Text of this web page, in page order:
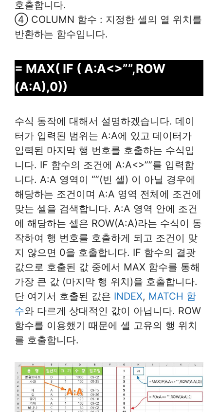
호출합니다.
④ COLUMN 함수 : 지정한 셀의 열 위치를
반환하는 함수입니다.
= MAX( IF ( A:A<>””,ROW
(A:A),0))
수식 동작에 대해서 설명하겠습니다. 데이
터가 입력된 범위는 A:A에 있고 데이터가
입력된 마지막 행 번호를 호출하는 수식입
니다. IF 함수의 조건에 A:A<>””를 입력합
니다. A:A 영역이 “”(빈 셀) 이 아닐 경우에
해당하는 조건이며 A:A 영역 전체에 조건에
맞는 셀을 검색합니다. A:A 영역 안에 조건
에 해당하는 셀은 ROW(A:A)라는 수식이 동
작하여 행 번호를 호출하게 되고 조건이 맞
지 않으면 0을 호출합니다. IF 함수의 결괏
값으로 호출된 값 중에서 MAX 함수를 통해
가장 큰 값 (마지막 행 위치)을 호출합니다.
단 여기서 호출된 값은 INDEX, MATCH 함
수와 다르게 상대적인 값이 아닙니다. ROW
함수를 이용했기 때문에 셀 고유의 행 위치
를 호출합니다.